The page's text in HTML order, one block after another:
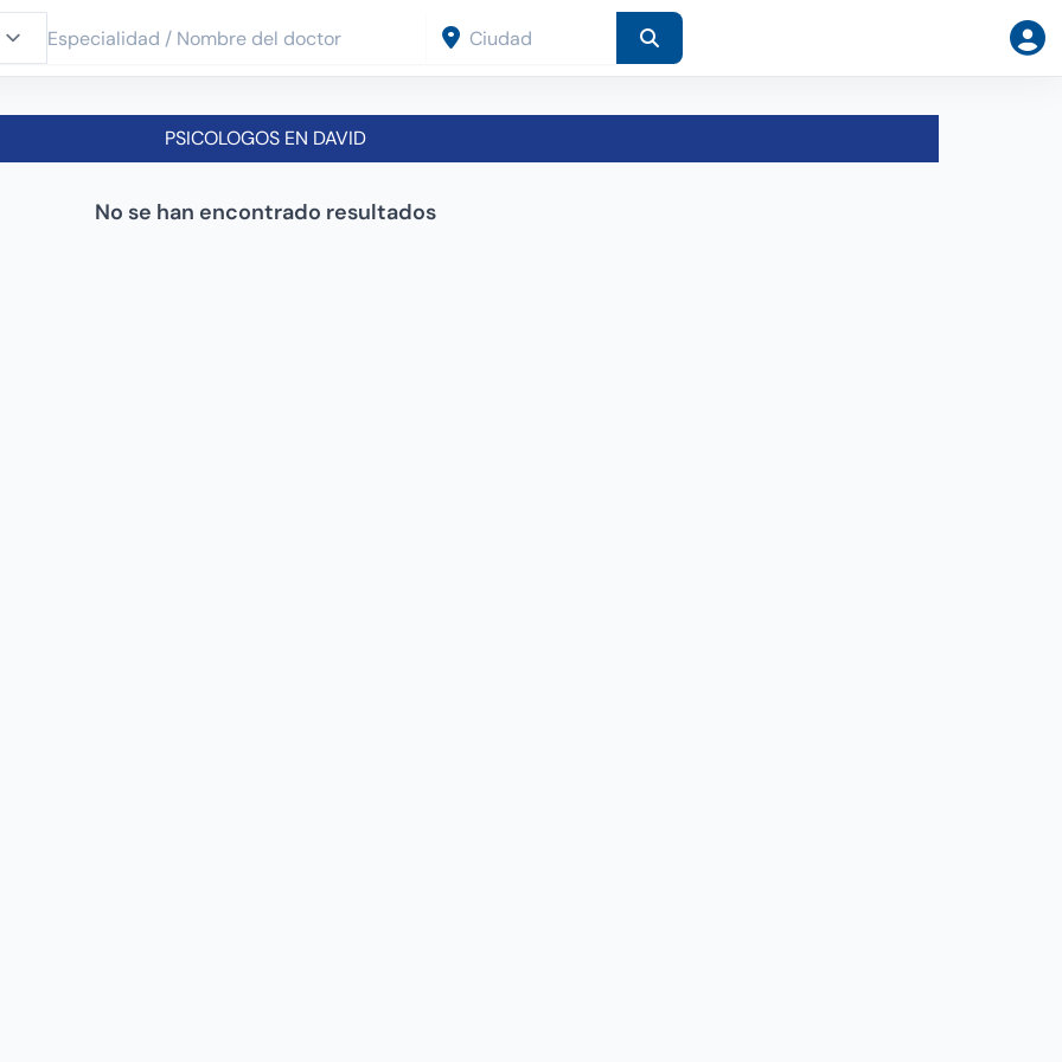
PSICOLOGOS EN DAVID
No se han encontrado resultados